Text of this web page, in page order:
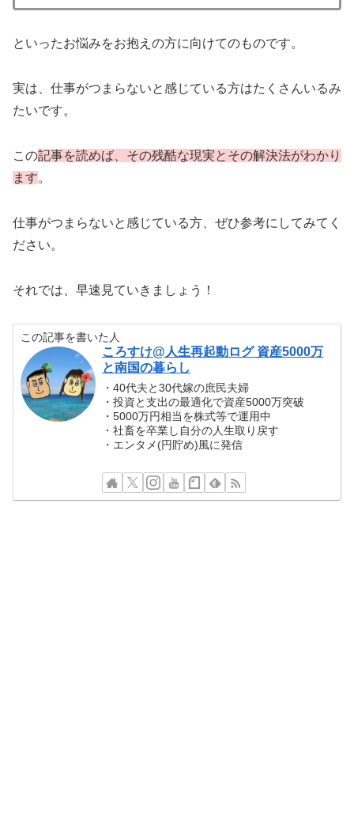
といったお悩みをお抱えの方に向けてのものです。
実は、仕事がつまらないと感じている方はたくさんいるみ
たいです。
この記事を読めば、その残酷な現実とその解決法がわかり
ます。
仕事がつまらないと感じている方、ぜひ参考にしてみてく
ださい。
それでは、早速見ていきましょう！
この記事を書いた人
ころすけ@人生再起動ログ 資産5000万
と南国の暮らし
・40代夫と30代嫁の庶民夫婦
・投資と支出の最適化で資産5000万突破
・5000万円相当を株式等で運用中
・社畜を卒業し自分の人生取り戻す
・エンタメ(円貯め)風に発信